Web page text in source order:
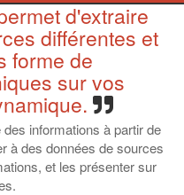
d'extraire
différentes et
forme de
sur vos
informations à partir de
à des données de sources
et les présenter sur